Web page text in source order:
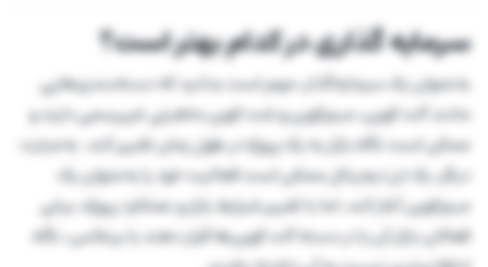
سرمایه گذاری در کدام بهتر است؟
به‌عنوان یک سرمایه‌گذار، مهم است بدانید که دسته‌بندی‌هایی
مانند آلت کوین، میم‌کوین و شت کوین ماهیتی غیررسمی دارند و
ممکن است نگاه بازار به یک پروژه در طول زمان تغییر کند. به‌عبارت
دیگر، یک ارز دیجیتال ممکن است فعالیت خود را به‌عنوان یک
میم‌کوین آغاز کند، اما با تغییر شرایط بازار و عملکرد پروژه، برخی
فعالان بازار آن را در دسته آلت کوین‌ها قرار دهند یا برعکس، نگاه